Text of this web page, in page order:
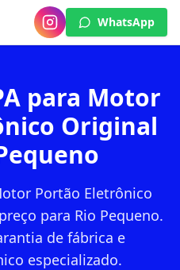
WhatsApp
para Motor
Original
Portão Eletrônico
para Rio Pequeno.
de fábrica e
especializado.